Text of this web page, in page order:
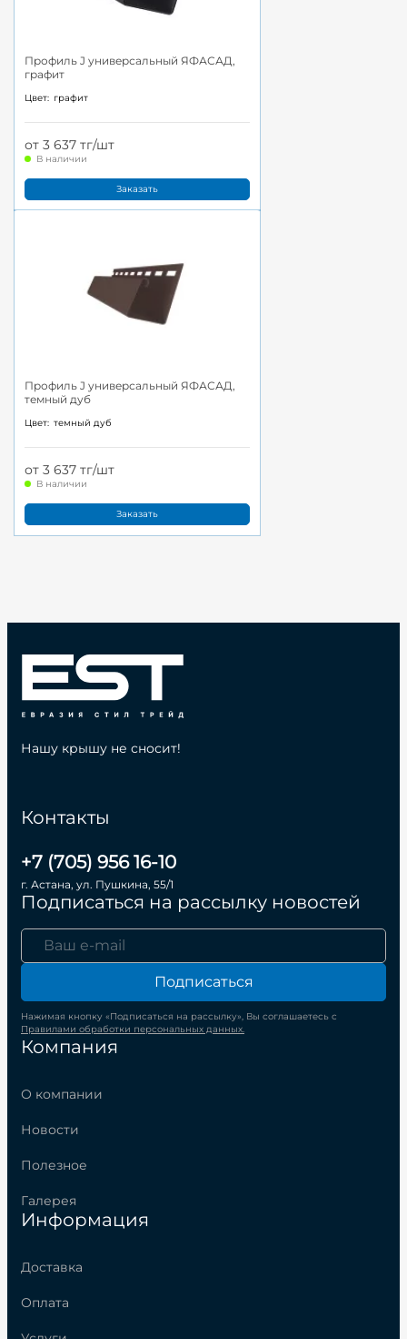
Профиль J универсальный ЯФАСАД,
графит
Цвет: графит
от 3 637 тг/шт
В наличии
Заказать
Профиль J универсальный ЯФАСАД,
темный дуб
Цвет: темный дуб
от 3 637 тг/шт
В наличии
Заказать
Компания
О компании
Новости
Полезное
Галерея
Информация
Доставка
Оплата
Контакты
+7 (705) 956 16-10
г. Астана, ул. Пушкина, 55/1
Подписаться на рассылку новостей
Подписаться
Нажимая кнопку «Подписаться на рассылку», Вы соглашаетесь с
Правилами обработки персональных данных.
Нашу крышу не сносит!